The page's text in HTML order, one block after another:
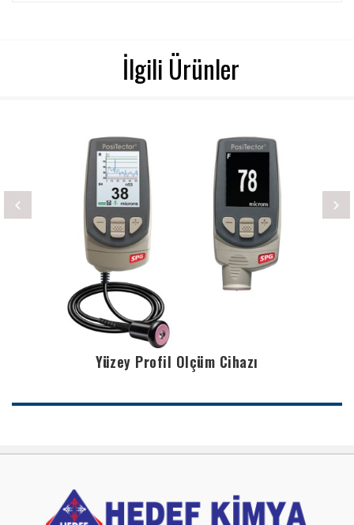
İlgili Ürünler
Yüzey Profil Ölçüm Cihazı